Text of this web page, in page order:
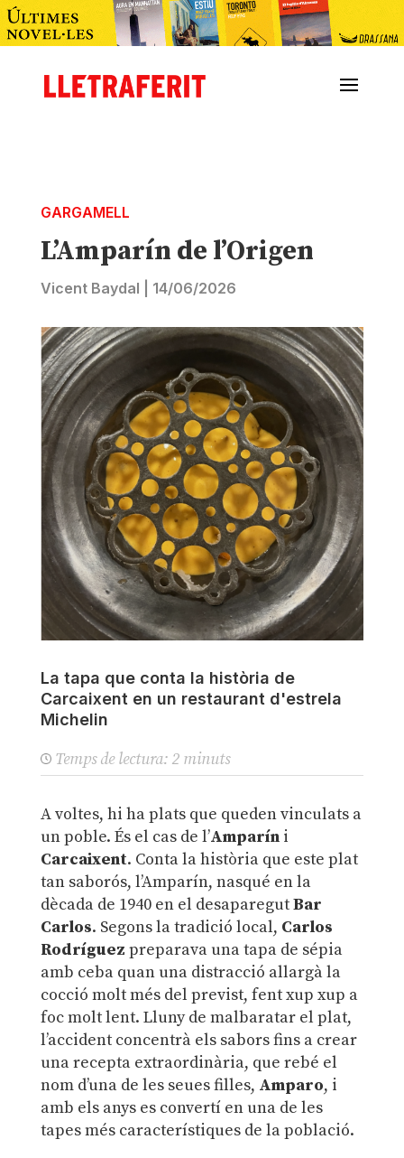
GARGAMELL
L’Amparín de l’Origen
Vicent Baydal 14/06/2026
La tapa que conta la història de
Carcaixent en un restaurant d'estrela
Michelin
Temps de lectura: 2 minuts
A voltes, hi ha plats que queden vinculats a
un poble. És el cas de l’Amparíni
Carcaixent. Conta la història que este plat
tan saborós, l’Amparín, nasqué en la
dècada de 1940 en el desaparegutBar
Carlos. Segons la tradició local, Carlos
Rodríguez preparava una tapa de sépia
amb ceba quan una distracció allargà la
cocció molt més del previst, fent xup xup a
foc molt lent. Lluny de malbaratar el plat,
l’accident concentrà els sabors fins a crear
una recepta extraordinària, que rebé el
nom d’una de les seues filles, Amparo, i
amb els anys es convertí en una de les
tapes més característiques de la població.